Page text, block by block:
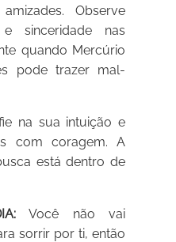
Observe
e sinceridade nas
quando Mercúrio
pode trazer mal-
na sua intuição e
com coragem. A
está dentro de
Você não vai
sorrir por ti, então